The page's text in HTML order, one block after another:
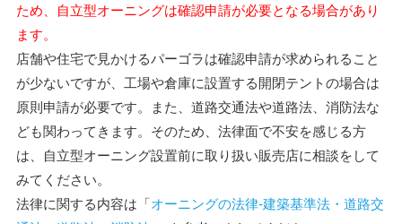
ため、自立型オーニングは確認申請が必要となる場合があり
ます。
店舗や住宅で見かけるパーゴラは確認申請が求められること
が少ないですが、工場や倉庫に設置する開閉テントの場合は
原則申請が必要です。
また、道路交通法や道路法、消防法な
ども関わってきます。そのため、法律面で不安を感じる方
は、自立型オーニング設置前に取り扱い販売店に相談をして
みてください。
法律に関する内容は「オーニングの法律-建築基準法・道路交